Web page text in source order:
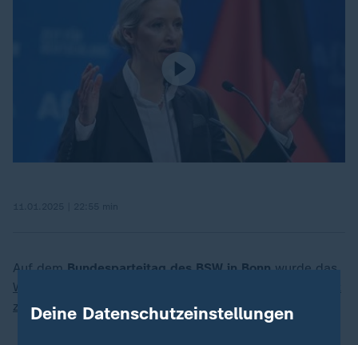
Auf dem Bundesparteitag des BSW in Bonn wurde das
Wahlprogramm beschlossen sowie Sahra Wagenknecht
zur Kanzlerkandidatin gekürt.
Deine Datenschutzeinstellungen